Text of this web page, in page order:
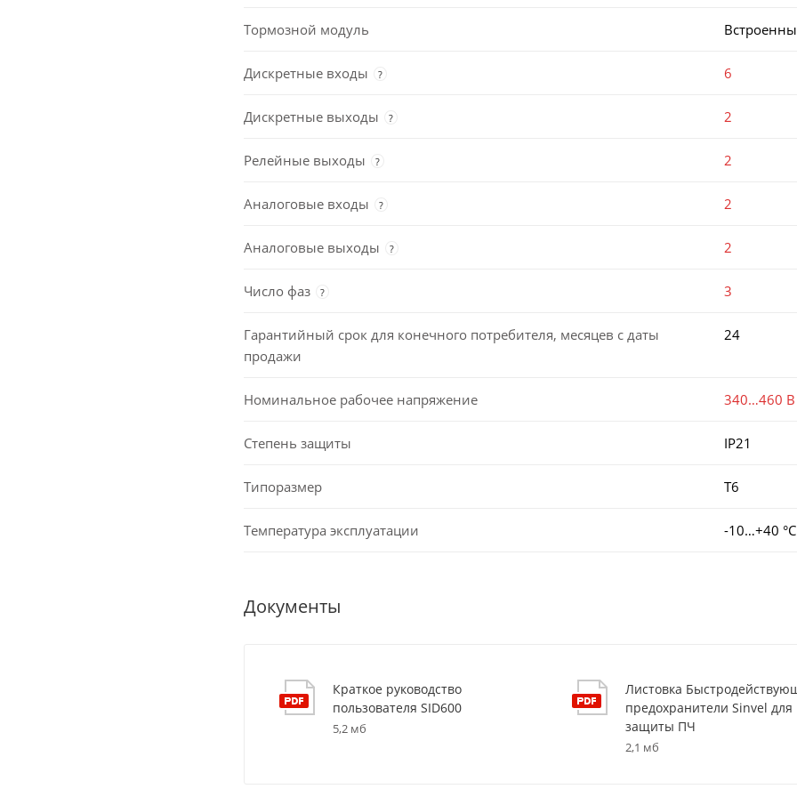
Тормозной модуль
Дискретные входы ? 6
Дискретные выходы ? 2
Релейные выходы ? 2
Аналоговые входы ? 2
Аналоговые выходы ? 2
Число фаз ? 3
Гарантийный срок для конечного потребителя, месяцев с даты
продажи
24
Номинальное рабочее напряжение 340…460 В
Степень защиты IP21
Типоразмер T6
Температура эксплуатации -10…+40 °С
Документы
Краткое руководство
пользователя SID600
5,2 мб
Листовка
предохранители Sinvel для
защиты ПЧ
2,1 мб